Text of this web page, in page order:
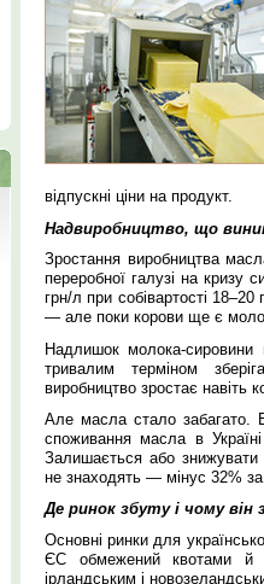
відпускні ціни на продукт.
Надвиробництво, що
Зростання виробництва
переробної галузі на кризу
грн/л при собівартості
— але поки корови ще є
Надлишок молока-
тривалим терміном
виробництво зростає навіть
Але масла стало забагато.
споживання масла в
Залишається або
не знаходять — мінус 32% за
Де ринок збуту і чому він
Основні ринки для
ЄС обмежений квотами й
ірландським і